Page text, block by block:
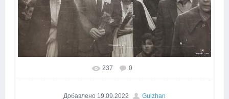
237 0
Добавлено 19.09.2022 Gulzhan